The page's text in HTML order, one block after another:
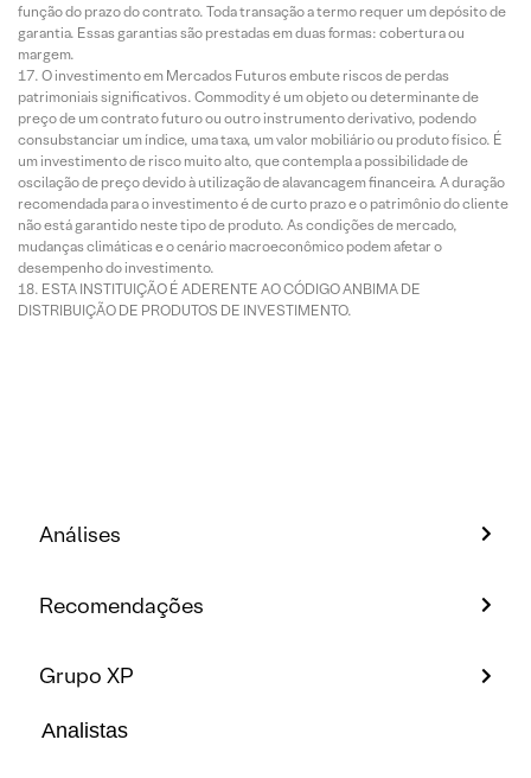
função do prazo do contrato. Toda transação a termo requer um depósito de
garantia. Essas garantias são prestadas em duas formas: cobertura ou
margem.
O investimento em Mercados Futuros embute riscos de perdas
patrimoniais significativos. Commodity é um objeto ou determinante de
preço de um contrato futuro ou outro instrumento derivativo, podendo
consubstanciar um índice, uma taxa, um valor mobiliário ou produto físico. É
um investimento de risco muito alto, que contempla a possibilidade de
oscilação de preço devido à utilização de alavancagem financeira. A duração
recomendada para o investimento é de curto prazo e o patrimônio do cliente
não está garantido neste tipo de produto. As condições de mercado,
mudanças climáticas e o cenário macroeconômico podem afetar o
desempenho do investimento.
ESTA INSTITUIÇÃO É ADERENTE AO CÓDIGO ANBIMA DE
DISTRIBUIÇÃO DE PRODUTOS DE INVESTIMENTO.
Análises
Recomendações
Grupo XP
Analistas